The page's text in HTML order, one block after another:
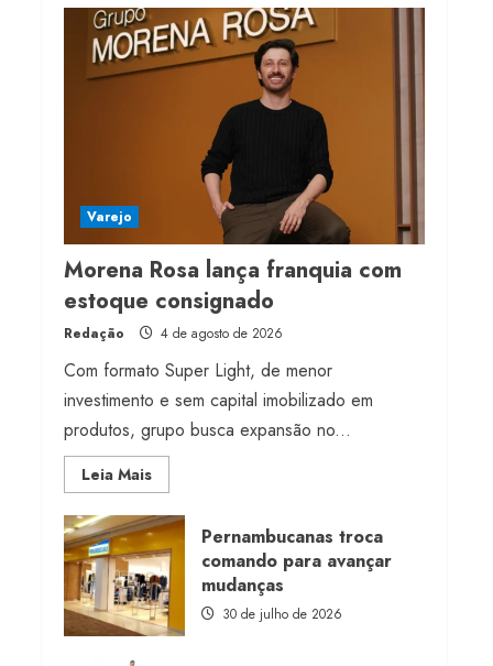
Projeto testa passaporte
digital na moda nacional
4 de agosto de 2026
Morena Rosa lança
franquia com estoque
consignado
4 de agosto de 2026
Varejo
Morena Rosa lança franquia com
estoque consignado
Redação 4 de agosto de 2026
Com formato Super Light, de menor
investimento e sem capital imobilizado em
produtos, grupo busca expansão no...
Leia MaisRead
more
Morena
Rosa
lança
franquia
com
estoque
consignado
Pernambucanas troca
comando para avançar
mudanças
30 de julho de 2026